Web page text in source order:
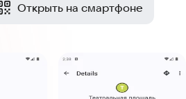
Открыть на смартфоне